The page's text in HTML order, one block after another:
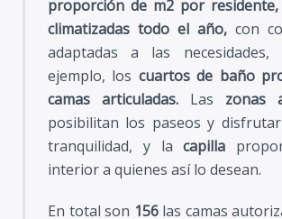
proporción de m2 por
climatizadas todo el año, con
adaptadas a las
ejemplo, los cuartos de baño
camas articuladas. Las zonas
posibilitan los paseos y
tranquilidad, y lacapilla
interior a quienes así lo desean.
En total son 156las camas